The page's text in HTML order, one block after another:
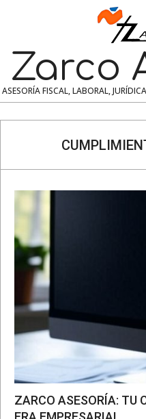
Zarco
ASESORÍA FISCAL, LABORAL,
ZARCO ASESORÍA: TU